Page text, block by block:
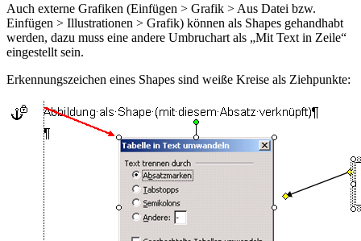
Auch externe Grafiken (Einfügen > Grafik > Aus Datei bzw.
Einfügen > Illustrationen > Grafik) können als Shapes gehandhabt
werden, dazu muss eine andere Umbruchart als „Mit Text in Zeile“
eingestellt sein.
Erkennungszeichen eines Shapes sind weiße Kreise als Ziehpunkte: